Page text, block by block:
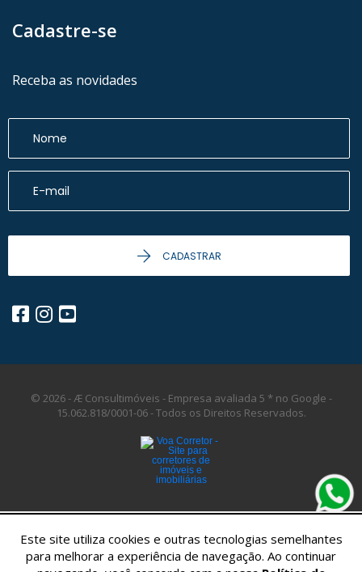
Cadastre-se
Receba as novidades
CADASTRAR
© 2026 - Æ Consultimóveis - Empresa avaliada 5 * no Google -
15.062.818/0001-06 -Todos os Direitos Reservados.
Este site utiliza cookies e outras tecnologias semelhantes
para melhorar a experiência de navegação. Ao continuar